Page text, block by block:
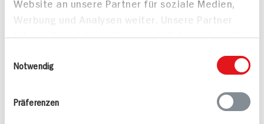
Website an unsere Partner für soziale Medien,
Werbung und Analysen weiter. Unsere Partner
führen diese Informationen möglicherweise mit
bereitgestellt haben oder die sie im Rahmen
Notwendig
Präferenzen
Wir beantworten gerne Ihre Fragen
Folgen Sie uns auf TikTok